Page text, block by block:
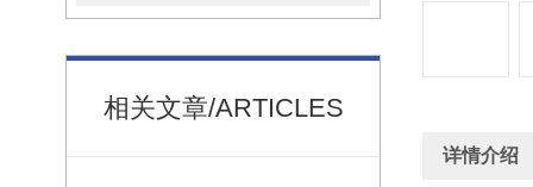
相关文章/ARTICLES
详情介绍